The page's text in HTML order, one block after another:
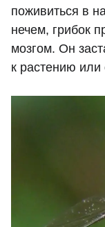
поживиться в
нечем, грибок
мозгом. Он
к растению